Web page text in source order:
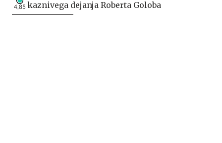
4,85 kaznivega dejanja Roberta Goloba